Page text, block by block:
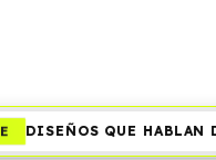
DISEÑOS QUE HABLAN DE